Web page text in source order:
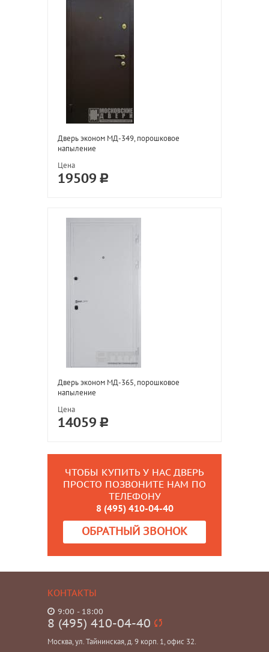
Дверь эконом МД-349, порошковое
напыление
Цена
19509
Дверь эконом МД-365, порошковое
напыление
Цена
14059
ЧТОБЫ КУПИТЬ У НАС ДВЕРЬ
ПРОСТО ПОЗВОНИТЕ НАМ ПО
ТЕЛЕФОНУ
8 (495) 410-04-40
ОБРАТНЫЙ ЗВОНОК
КОНТАКТЫ
9:00 - 18:00
8 (495) 410-04-40
Москва, ул. Тайнинская, д. 9 корп. 1, офис 32.